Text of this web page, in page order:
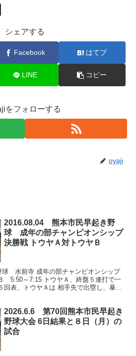
シェアする
Facebook はてブ
LINE コピー
をフォローする
oyaji
2016.08.04 熊本市民早起き野
球 成年の部チャンピオンシップ
決勝戦 トウヤＡ対トウヤＢ
水前寺 成年の部チャンピオンシップ
5:50～7:15 トウヤＡ、終盤５連打で一
回表、トウヤＡは 相手失で出塁し、暴投
2026.6.6 第70回熊本市民早起き
野球大会 6日結果と８日（月）の
試合